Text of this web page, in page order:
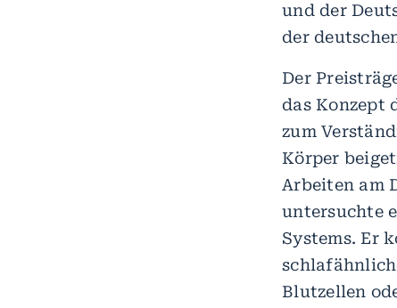
und der
der
Der
das Konzept
zum
Körper
Arbeiten am
untersuchte
Systems. Er
Blutzellen